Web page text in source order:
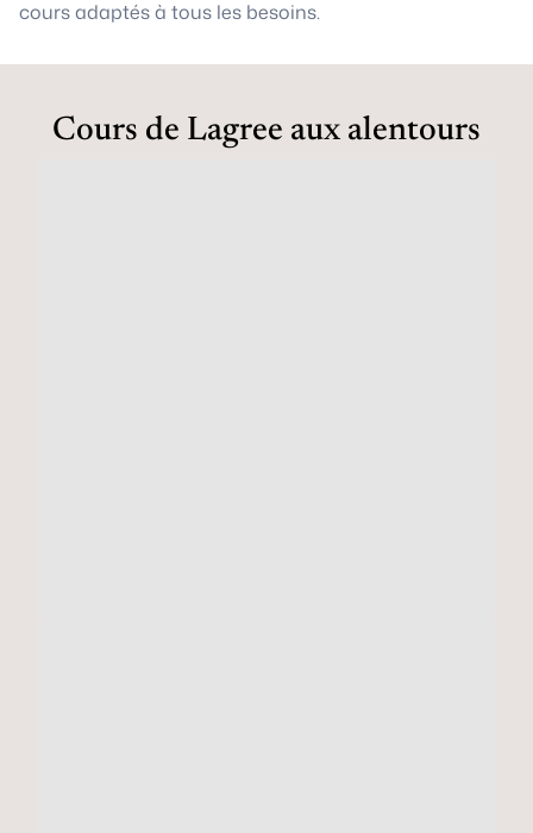
cours adaptés à tous les besoins.
Cours de Lagree aux alentours